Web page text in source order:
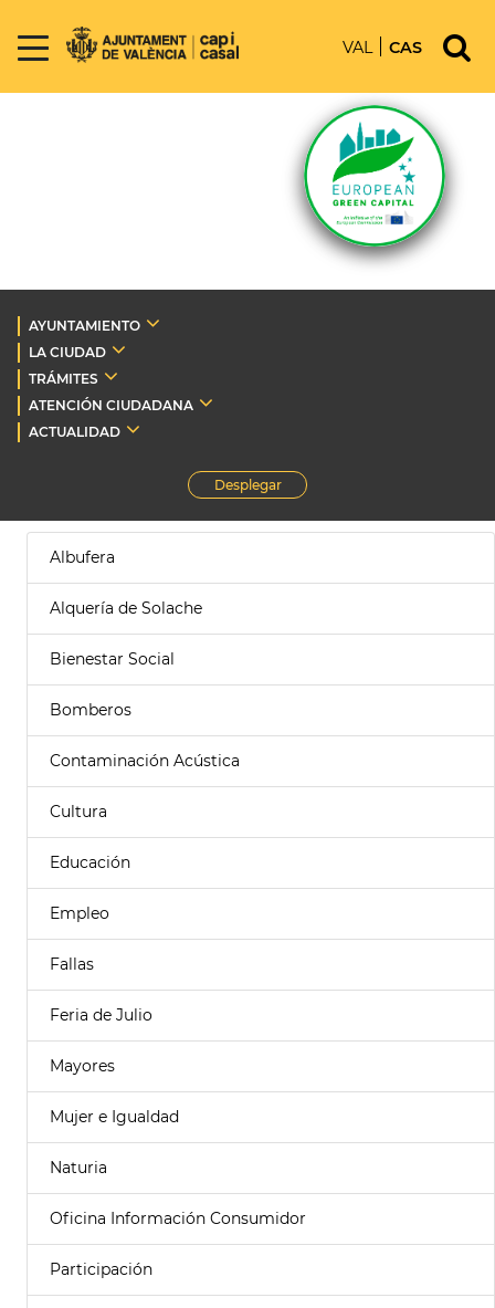
VAL CAS
AYUNTAMIENTO
LA CIUDAD
TRÁMITES
ATENCIÓN CIUDADANA
ACTUALIDAD
Desplegar
Albufera
Alquería de Solache
Bienestar Social
Bomberos
Contaminación Acústica
Cultura
Educación
Empleo
Fallas
Feria de Julio
Mayores
Mujer e Igualdad
Naturia
Oficina Información Consumidor
Participación